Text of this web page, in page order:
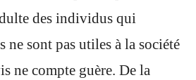
des individus qui
ne sont pas utiles à la société
ne compte guère. De la